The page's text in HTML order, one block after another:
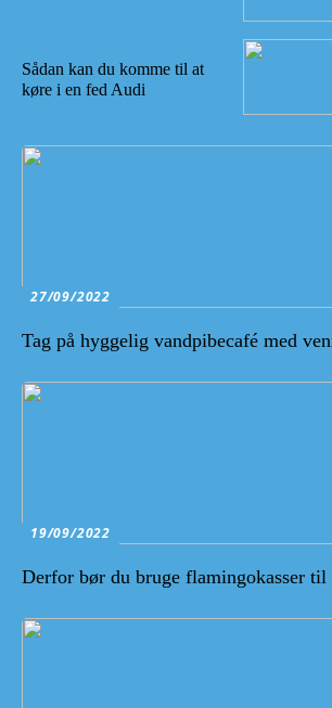
Sådan kan du komme til at
køre i en fed Audi
27/09/2022
Tag på hyggelig vandpibecafé med
19/09/2022
Derfor bør du bruge flamingokasser til